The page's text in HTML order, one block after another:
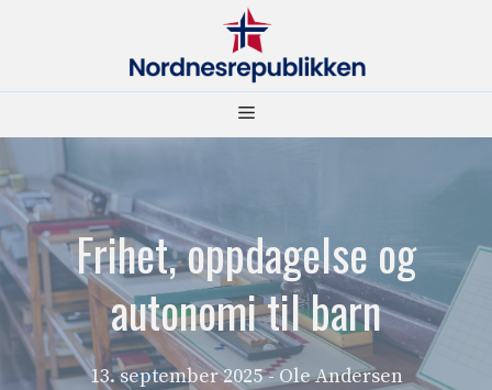
Meny
Frihet, oppdagelse og
autonomi til barn
13. september 2025 - Ole Andersen